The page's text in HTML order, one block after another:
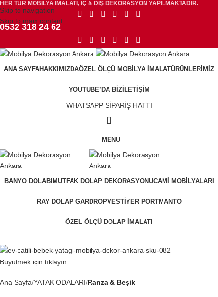
Skip to navigation
Skip to main content
HER TÜR MOBİLYA İMALATI, İÇ & DIŞ DEKORASYON YAPILMAKTADIR.
0532 318 24 62
ANA SAYFAHAKKIMIZDAÖZEL ÖLÇÜ MOBILYA İMALATÜRÜNLERIMIZ
YOUTUBE’DA BIZİLETIŞIM
WHATSAPP SİPARİŞ HATTI
MENU
BANYO DOLABI MUTFAK DOLAP DEKORASYONUCAMI MOBILYALARI
RAY DOLAP GARDROPVESTIYER PORTMANTO
ÖZEL ÖLÇÜ DOLAP İMALATI
Büyütmek için tıklayın
Ana Sayfa YATAK ODALARI Ranza & Beşik